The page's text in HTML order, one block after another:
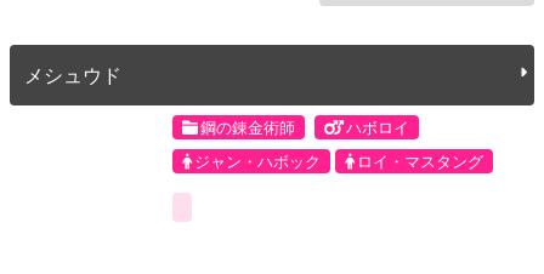
メシュウド
鋼の錬金術師
ハボロイ
ジャン・ハボック
ロイ・マスタング